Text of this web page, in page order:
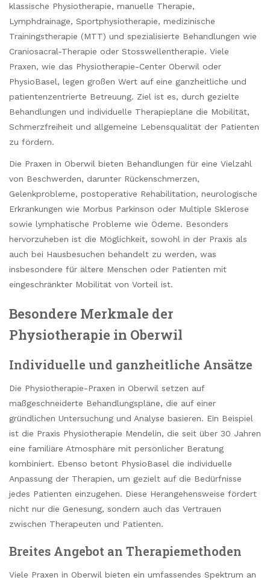
klassische Physiotherapie, manuelle Therapie,
Lymphdrainage, Sportphysiotherapie, medizinische
Trainingstherapie (MTT) und spezialisierte Behandlungen wie
Craniosacral-Therapie oder Stosswellentherapie. Viele
Praxen, wie das Physiotherapie-Center Oberwil oder
PhysioBasel, legen großen Wert auf eine ganzheitliche und
patientenzentrierte Betreuung. Ziel ist es, durch gezielte
Behandlungen und individuelle Therapiepläne die Mobilität,
Schmerzfreiheit und allgemeine Lebensqualität der Patienten
zu fördern.
Die Praxen in Oberwil bieten Behandlungen für eine Vielzahl
von Beschwerden, darunter Rückenschmerzen,
Gelenkprobleme, postoperative Rehabilitation, neurologische
Erkrankungen wie Morbus Parkinson oder Multiple Sklerose
sowie lymphatische Probleme wie Ödeme. Besonders
hervorzuheben ist die Möglichkeit, sowohl in der Praxis als
auch bei Hausbesuchen behandelt zu werden, was
insbesondere für ältere Menschen oder Patienten mit
eingeschränkter Mobilität von Vorteil ist.
Besondere Merkmale der
Physiotherapie in Oberwil
Individuelle und ganzheitliche Ansätze
Die Physiotherapie-Praxen in Oberwil setzen auf
maßgeschneiderte Behandlungspläne, die auf einer
gründlichen Untersuchung und Analyse basieren. Ein Beispiel
ist die Praxis Physiotherapie Mendelin, die seit über 30 Jahren
eine familiäre Atmosphäre mit persönlicher Beratung
kombiniert. Ebenso betont PhysioBasel die individuelle
Anpassung der Therapien, um gezielt auf die Bedürfnisse
jedes Patienten einzugehen. Diese Herangehensweise fördert
nicht nur die Genesung, sondern auch das Vertrauen
zwischen Therapeuten und Patienten.
Breites Angebot an Therapiemethoden
Viele Praxen in Oberwil bieten ein umfassendes Spektrum an